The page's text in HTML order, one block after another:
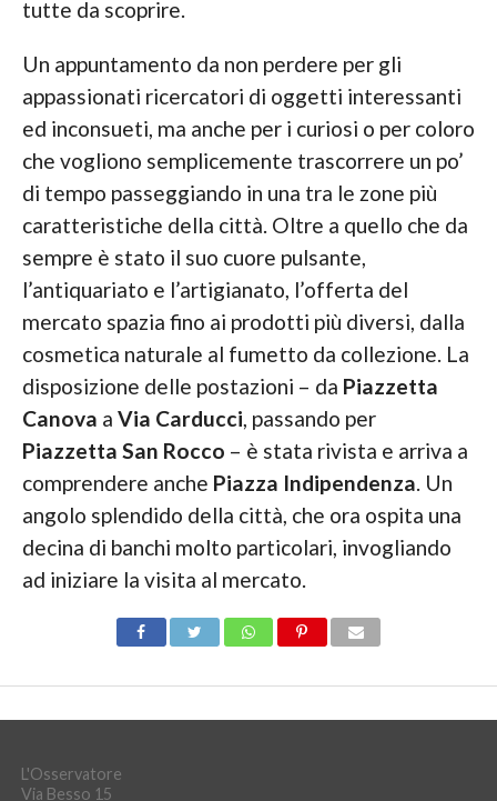
tutte da scoprire.
Un appuntamento da non perdere per gli
appassionati ricercatori di oggetti interessanti
ed inconsueti, ma anche per i curiosi o per coloro
che vogliono semplicemente trascorrere un po’
di tempo passeggiando in una tra le zone più
caratteristiche della città. Oltre a quello che da
sempre è stato il suo cuore pulsante,
l’antiquariato e l’artigianato, l’offerta del
mercato spazia fino ai prodotti più diversi, dalla
cosmetica naturale al fumetto da collezione. La
disposizione delle postazioni – da Piazzetta
Canova a Via Carducci, passando per
Piazzetta San Rocco – è stata rivista e arriva a
comprendere anche Piazza Indipendenza. Un
angolo splendido della città, che ora ospita una
decina di banchi molto particolari, invogliando
ad iniziare la visita al mercato.
L'Osservatore
Via Besso 15